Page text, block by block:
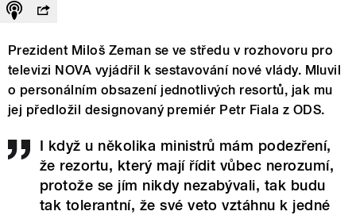
Prezident Miloš Zeman se ve středu v rozhovoru pro
televizi NOVA vyjádřil k sestavování nové vlády. Mluvil
o personálním obsazení jednotlivých resortů, jak mu
jej předložil designovaný premiér Petr Fiala z ODS.
I když u několika ministrů mám podezření,
že rezortu, který mají řídit vůbec nerozumí,
protože se jím nikdy nezabývali, tak budu
tak tolerantní, že své veto vztáhnu k jedné